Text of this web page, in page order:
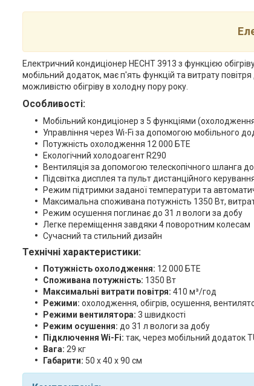
Електричний кондиціонер HECHT 3913 з функцією
мобільний додаток, має п'ять функцій та витрату
можливістю обігріву в холодну пору року.
Особливості:
Мобільний кондиціонер з 5 функціями
Управління через Wi-Fi за допомогою мобільного
Потужність охолодження 12 000 БТЕ
Екологічний холодоагент R290
Вентиляція за допомогою телескопічного шланга
Підсвітка дисплея та пульт дистанційного
Режим підтримки заданої температури та
Максимальна споживана потужність 1350 Вт,
Режим осушення поглинає до 31 л вологи за добу
Легке переміщення завдяки 4 поворотним колесам
Сучасний та стильний дизайн
Технічні характеристики:
Потужність охолодження: 12 000 БТЕ
Споживана потужність: 1350 Вт
Максимальні витрати повітря: 410 м³/год
Режими: охолодження, обігрів, осушення,
Режими вентилятора: 3 швидкості
Режим осушення: до 31 л вологи за добу
Підключення Wi-Fi: так, через мобільний додаток
Вага: 29 кг
Габарити: 50 x 40 x 90 см